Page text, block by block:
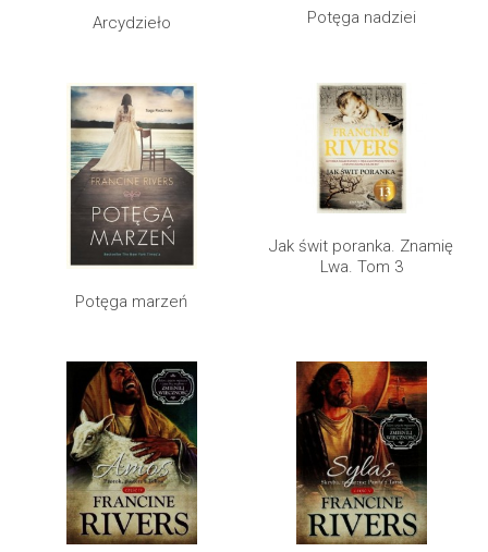
Arcydzieło Potęga nadziei
Potęga marzeń
Jak świt poranka. Znamię
Lwa. Tom 3